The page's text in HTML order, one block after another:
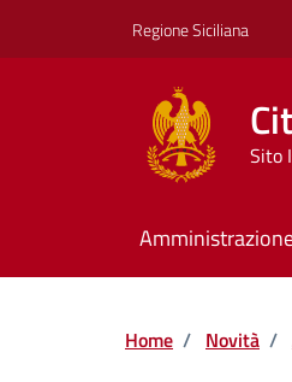
Regione Siciliana
Sito
Home / Novità /